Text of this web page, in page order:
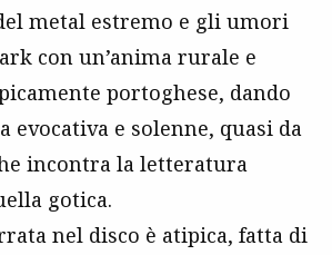
metal estremo e gli umori
con un’anima rurale e
portoghese, dando
evocativa e solenne, quasi da
incontra la letteratura
gotica.
nel disco è atipica, fatta di